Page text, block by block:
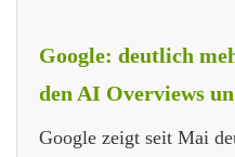
Google: deutlich
den AI Overviews
Google zeigt seit Mai